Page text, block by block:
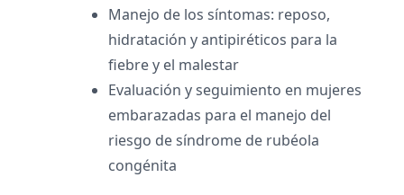
Manejo de los síntomas: reposo,
hidratación y antipiréticos para la
fiebre y el malestar
Evaluación y seguimiento en mujeres
embarazadas para el manejo del
riesgo de síndrome de rubéola
congénita